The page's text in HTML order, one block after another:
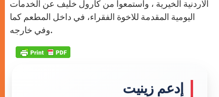
الاردنية الخيرية ، واستمعوا من كارول خليف عن الخدمات
اليومية المقدمة للاخوة الفقراء، في داخل المطعم كما
وفي خارجه.
إدعم زينيت